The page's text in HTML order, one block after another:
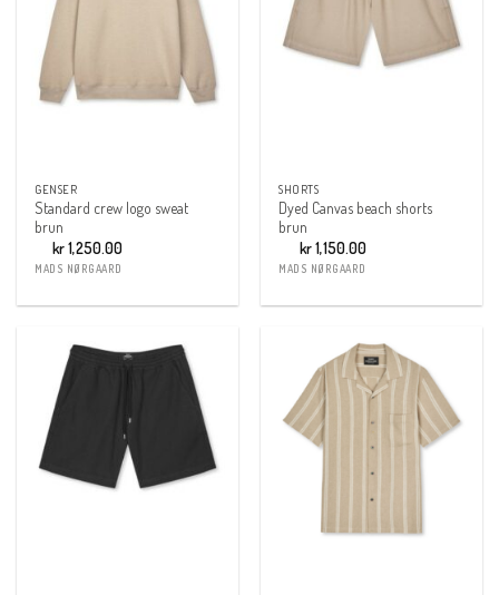
GENSER
Standard crew logo sweat
brun
kr1,250.00
MADS NØRGAARD
SHORTS
Dyed Canvas beach shorts
brun
kr1,150.00
MADS NØRGAARD